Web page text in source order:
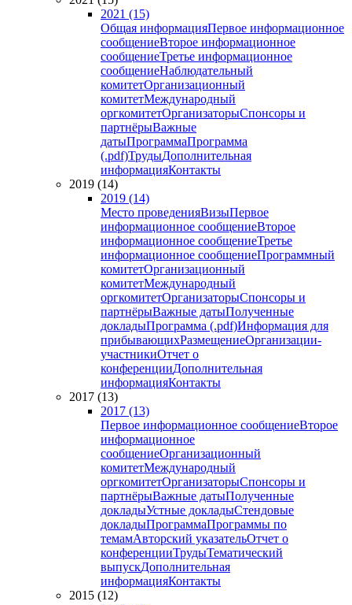
2021 (15)
Общая информацияПервое информационное
сообщениеВторое информационное
сообщениеТретье информационное
сообщениеНаблюдательный
комитетОрганизационный
комитетМеждународный
оргкомитетОрганизаторыСпонсоры и
партнёрыВажные
датыПрограммаПрограмма
(.pdf)ТрудыДополнительная
информацияКонтакты
2019 (14)
2019 (14)
Место проведенияВизыПервое
информационное сообщениеВторое
информационное сообщениеТретье
информационное сообщениеПрограммный
комитетОрганизационный
комитетМеждународный
оргкомитетОрганизаторыСпонсоры и
партнёрыВажные датыПолученные
докладыПрограмма (.pdf)Информация для
прибывающихРазмещениеОрганизации-
участникиОтчет о
конференцииДополнительная
информацияКонтакты
2017 (13)
2017 (13)
Первое информационное сообщениеВторое
информационное
сообщениеОрганизационный
комитетМеждународный
оргкомитетОрганизаторыСпонсоры и
партнёрыВажные датыПолученные
докладыУстные докладыСтендовые
докладыПрограммаПрограммы по
темамАвторский указательОтчет о
конференцииТрудыТематический
выпускДополнительная
информацияКонтакты
2015 (12)